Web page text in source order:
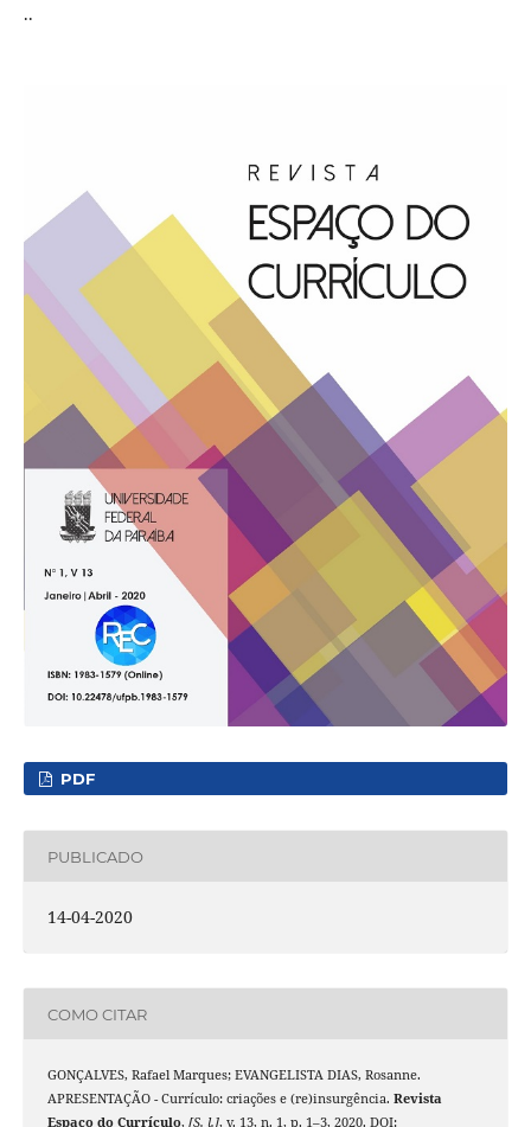
..
PDF
PUBLICADO
14-04-2020
COMO CITAR
GONÇALVES, Rafael Marques; EVANGELISTA DIAS, Rosanne.
APRESENTAÇÃO - Currículo: criações e (re)insurgência. Revista
Espaço do Currículo, [S. l.], v. 13, n. 1, p. 1–3, 2020. DOI: